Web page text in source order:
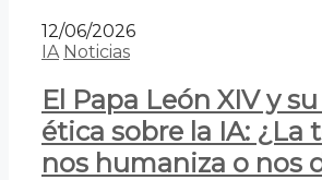
12/06/2026
IA Noticias
El Papa León XIV y
ética sobre la IA: ¿La
nos humaniza o nos